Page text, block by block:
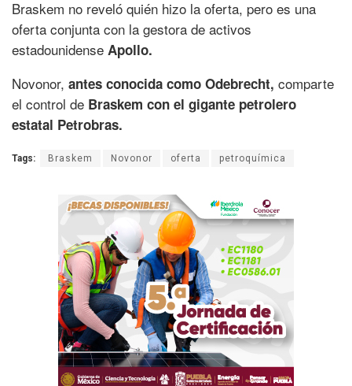
Braskem no reveló quién hizo la oferta, pero es una
oferta conjunta con la gestora de activos
estadounidense Apollo.
Novonor, antes conocida como Odebrecht, comparte
el control de Braskem con el gigante petrolero
estatal Petrobras.
Tags: Braskem Novonor oferta petroquímica